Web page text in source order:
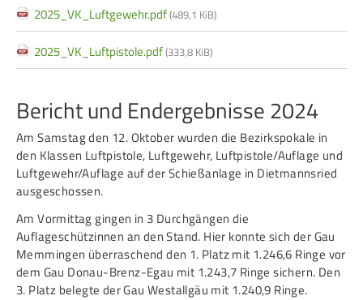
2025_VK_Luftgewehr.pdf(489,1 KiB)
2025_VK_Luftpistole.pdf(333,8 KiB)
Bericht und Endergebnisse 2024
Am Samstag den 12. Oktober wurden die Bezirkspokale in
den Klassen Luftpistole, Luftgewehr, Luftpistole/Auflage und
Luftgewehr/Auflage auf der Schießanlage in Dietmannsried
ausgeschossen.
Am Vormittag gingen in 3 Durchgängen die
Auflageschützinnen an den Stand. Hier konnte sich der Gau
Memmingen überraschend den 1. Platz mit 1.246,6 Ringe vor
dem Gau Donau-Brenz-Egau mit 1.243,7 Ringe sichern. Den
3. Platz belegte der Gau Westallgäu mit 1.240,9 Ringe.